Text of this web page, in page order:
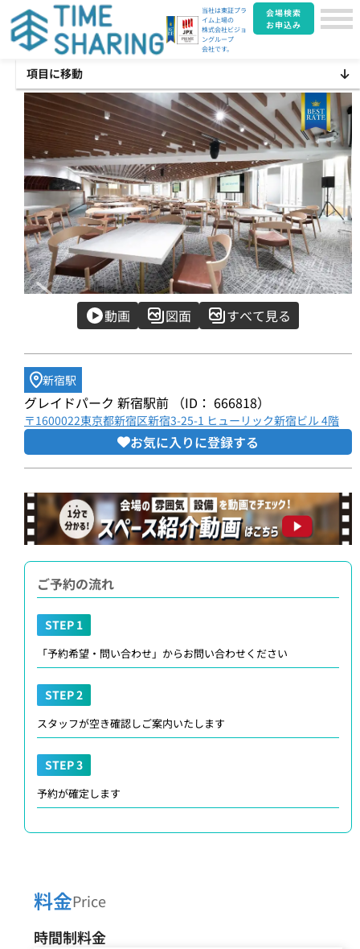
当社は東証プラ
イム上場の
株式会社ビジョ
ングループ
会社です。
会場検索
お申込み
項目に移動
42
動画 図面 すべて見る
新宿駅
グレイドパーク 新宿駅前 （ID： 666818）
〒1600022東京都新宿区新宿3-25-1 ヒューリック新宿ビル 4階
お気に入りに登録する
ご予約の流れ
STEP 1
「予約希望・問い合わせ」からお問い合わせください
STEP 2
スタッフが空き確認しご案内いたします
STEP 3
予約が確定します
料金Price
時間制料金